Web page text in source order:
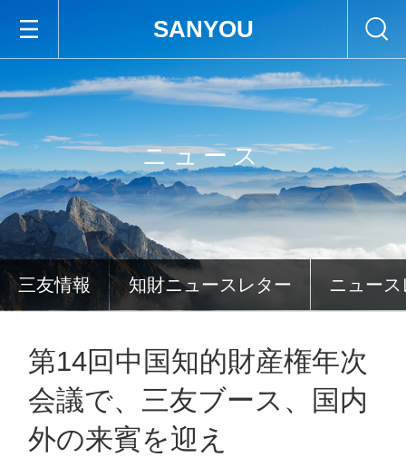
SANYOU
ニュース
三友情報 知財ニュースレター ニュー
第14回中国知的財産権年次
会議で、三友ブース、国内
外の来賓を迎え